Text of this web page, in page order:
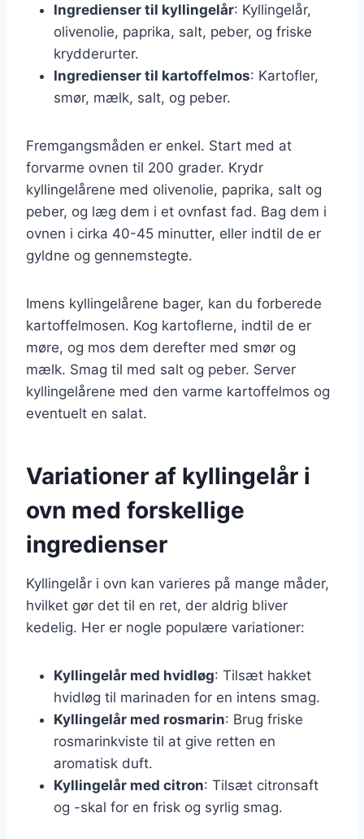
Ingredienser til kyllingelår: Kyllingelår,
olivenolie, paprika, salt, peber, og friske
krydderurter.
Ingredienser til kartoffelmos: Kartofler,
smør, mælk, salt, og peber.
Fremgangsmåden er enkel. Start med at
forvarme ovnen til 200 grader. Krydr
kyllingelårene med olivenolie, paprika, salt og
peber, og læg dem i et ovnfast fad. Bag dem i
ovnen i cirka 40-45 minutter, eller indtil de er
gyldne og gennemstegte.
Imens kyllingelårene bager, kan du forberede
kartoffelmosen. Kog kartoflerne, indtil de er
møre, og mos dem derefter med smør og
mælk. Smag til med salt og peber. Server
kyllingelårene med den varme kartoffelmos og
eventuelt en salat.
Variationer af kyllingelår i
ovn med forskellige
ingredienser
Kyllingelår i ovn kan varieres på mange måder,
hvilket gør det til en ret, der aldrig bliver
kedelig. Her er nogle populære variationer:
Kyllingelår med hvidløg: Tilsæt hakket
hvidløg til marinaden for en intens smag.
Kyllingelår med rosmarin: Brug friske
rosmarinkviste til at give retten en
aromatisk duft.
Kyllingelår med citron: Tilsæt citronsaft
og -skal for en frisk og syrlig smag.